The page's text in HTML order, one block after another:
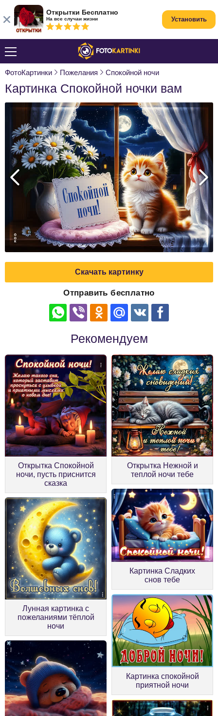
ФотоКартинки Пожелания Спокойной ночи
Картинка Спокойной ночки вам
Скачать картинку
Отправить бесплатно
Рекомендуем
Открытка Спокойной
ночи, пусть приснится
сказка
Открытка Нежной и
теплой ночи тебе
Лунная картинка с
пожеланиями тёплой
ночи
Картинка Сладких
снов тебе
Картинка спокойной
приятной ночи
Открытки Бесплатно
На все случаи жизни Установить